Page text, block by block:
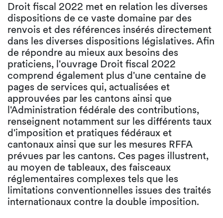
Droit fiscal 2022 met en relation les diverses
dispositions de ce vaste domaine par des
renvois et des références insérés directement
dans les diverses dispositions législatives. Afin
de répondre au mieux aux besoins des
praticiens, l'ouvrage Droit fiscal 2022
comprend également plus d'une centaine de
pages de services qui, actualisées et
approuvées par les cantons ainsi que
l'Administration fédérale des contributions,
renseignent notamment sur les différents taux
d'imposition et pratiques fédéraux et
cantonaux ainsi que sur les mesures RFFA
prévues par les cantons. Ces pages illustrent,
au moyen de tableaux, des faisceaux
réglementaires complexes tels que les
limitations conventionnelles issues des traités
internationaux contre la double imposition.